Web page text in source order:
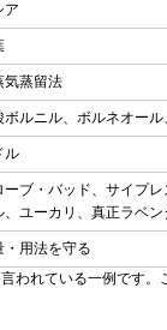
ア
気蒸留法
ボルニル、ボルネオー
ル
ーブ・バッド、サイプ
、ユーカリ、真正ラベ
・用法を守る
われている一例です。